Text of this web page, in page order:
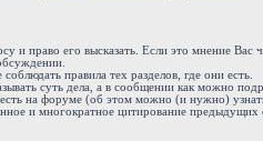
и право его высказать. Если это мнение
правила тех разделов, где они есть.
суть дела, а в сообщении как можно
на форуме (об этом можно (и нужно)
и многократное цитирование